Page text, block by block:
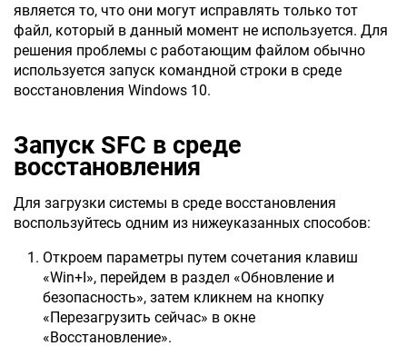
является то, что они могут исправлять только тот
файл, который в данный момент не используется. Для
решения проблемы с работающим файлом обычно
используется запуск командной строки в среде
восстановления Windows 10.
Запуск SFC в среде
восстановления
Для загрузки системы в среде восстановления
воспользуйтесь одним из нижеуказанных способов:
Откроем параметры путем сочетания клавиш
«Win+I», перейдем в раздел «Обновление и
безопасность», затем кликнем на кнопку
«Перезагрузить сейчас» в окне
«Восстановление».